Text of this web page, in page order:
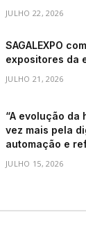
JULHO 22, 2026
SAGALEXPO
expositores da
JULHO 21, 2026
“A evolução da
vez mais pela
automação e
JULHO 15, 2026